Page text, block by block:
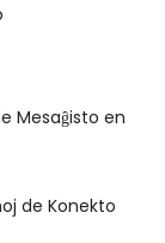
Mesaĝisto en
de Konekto